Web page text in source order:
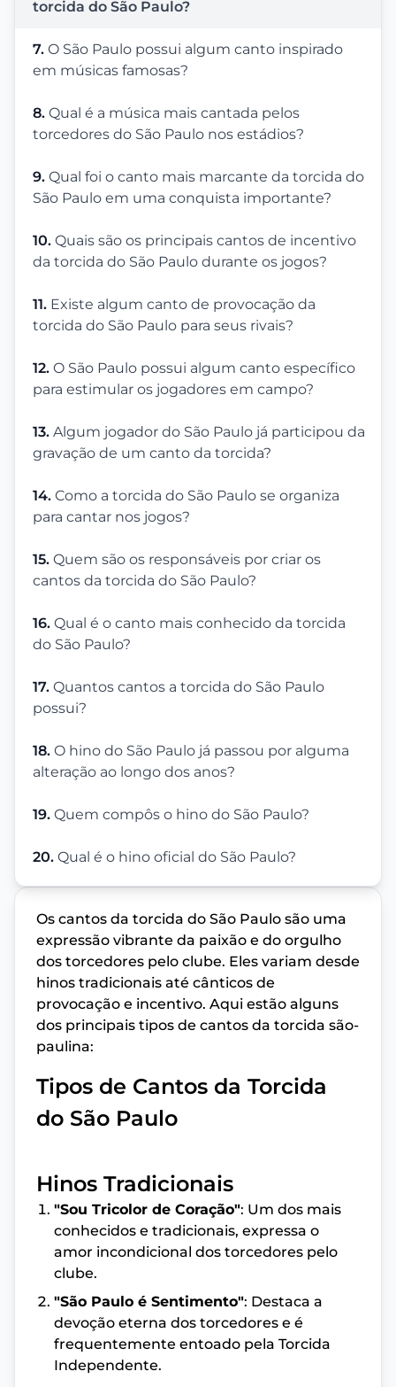
torcida do São Paulo?
7. O São Paulo possui algum canto inspirado
em músicas famosas?
8. Qual é a música mais cantada pelos
torcedores do São Paulo nos estádios?
9. Qual foi o canto mais marcante da torcida do
São Paulo em uma conquista importante?
10. Quais são os principais cantos de incentivo
da torcida do São Paulo durante os jogos?
11. Existe algum canto de provocação da
torcida do São Paulo para seus rivais?
12. O São Paulo possui algum canto específico
para estimular os jogadores em campo?
13. Algum jogador do São Paulo já participou da
gravação de um canto da torcida?
14. Como a torcida do São Paulo se organiza
para cantar nos jogos?
15. Quem são os responsáveis por criar os
cantos da torcida do São Paulo?
16. Qual é o canto mais conhecido da torcida
do São Paulo?
17. Quantos cantos a torcida do São Paulo
possui?
18. O hino do São Paulo já passou por alguma
alteração ao longo dos anos?
19. Quem compôs o hino do São Paulo?
20. Qual é o hino oficial do São Paulo?
Os cantos da torcida do São Paulo são uma
expressão vibrante da paixão e do orgulho
dos torcedores pelo clube. Eles variam desde
hinos tradicionais até cânticos de
provocação e incentivo. Aqui estão alguns
dos principais tipos de cantos da torcida são-
paulina:
Tipos de Cantos da Torcida
do São Paulo
Hinos Tradicionais
"Sou Tricolor de Coração": Um dos mais
conhecidos e tradicionais, expressa o
amor incondicional dos torcedores pelo
clube.
"São Paulo é Sentimento": Destaca a
devoção eterna dos torcedores e é
frequentemente entoado pela Torcida
Independente.